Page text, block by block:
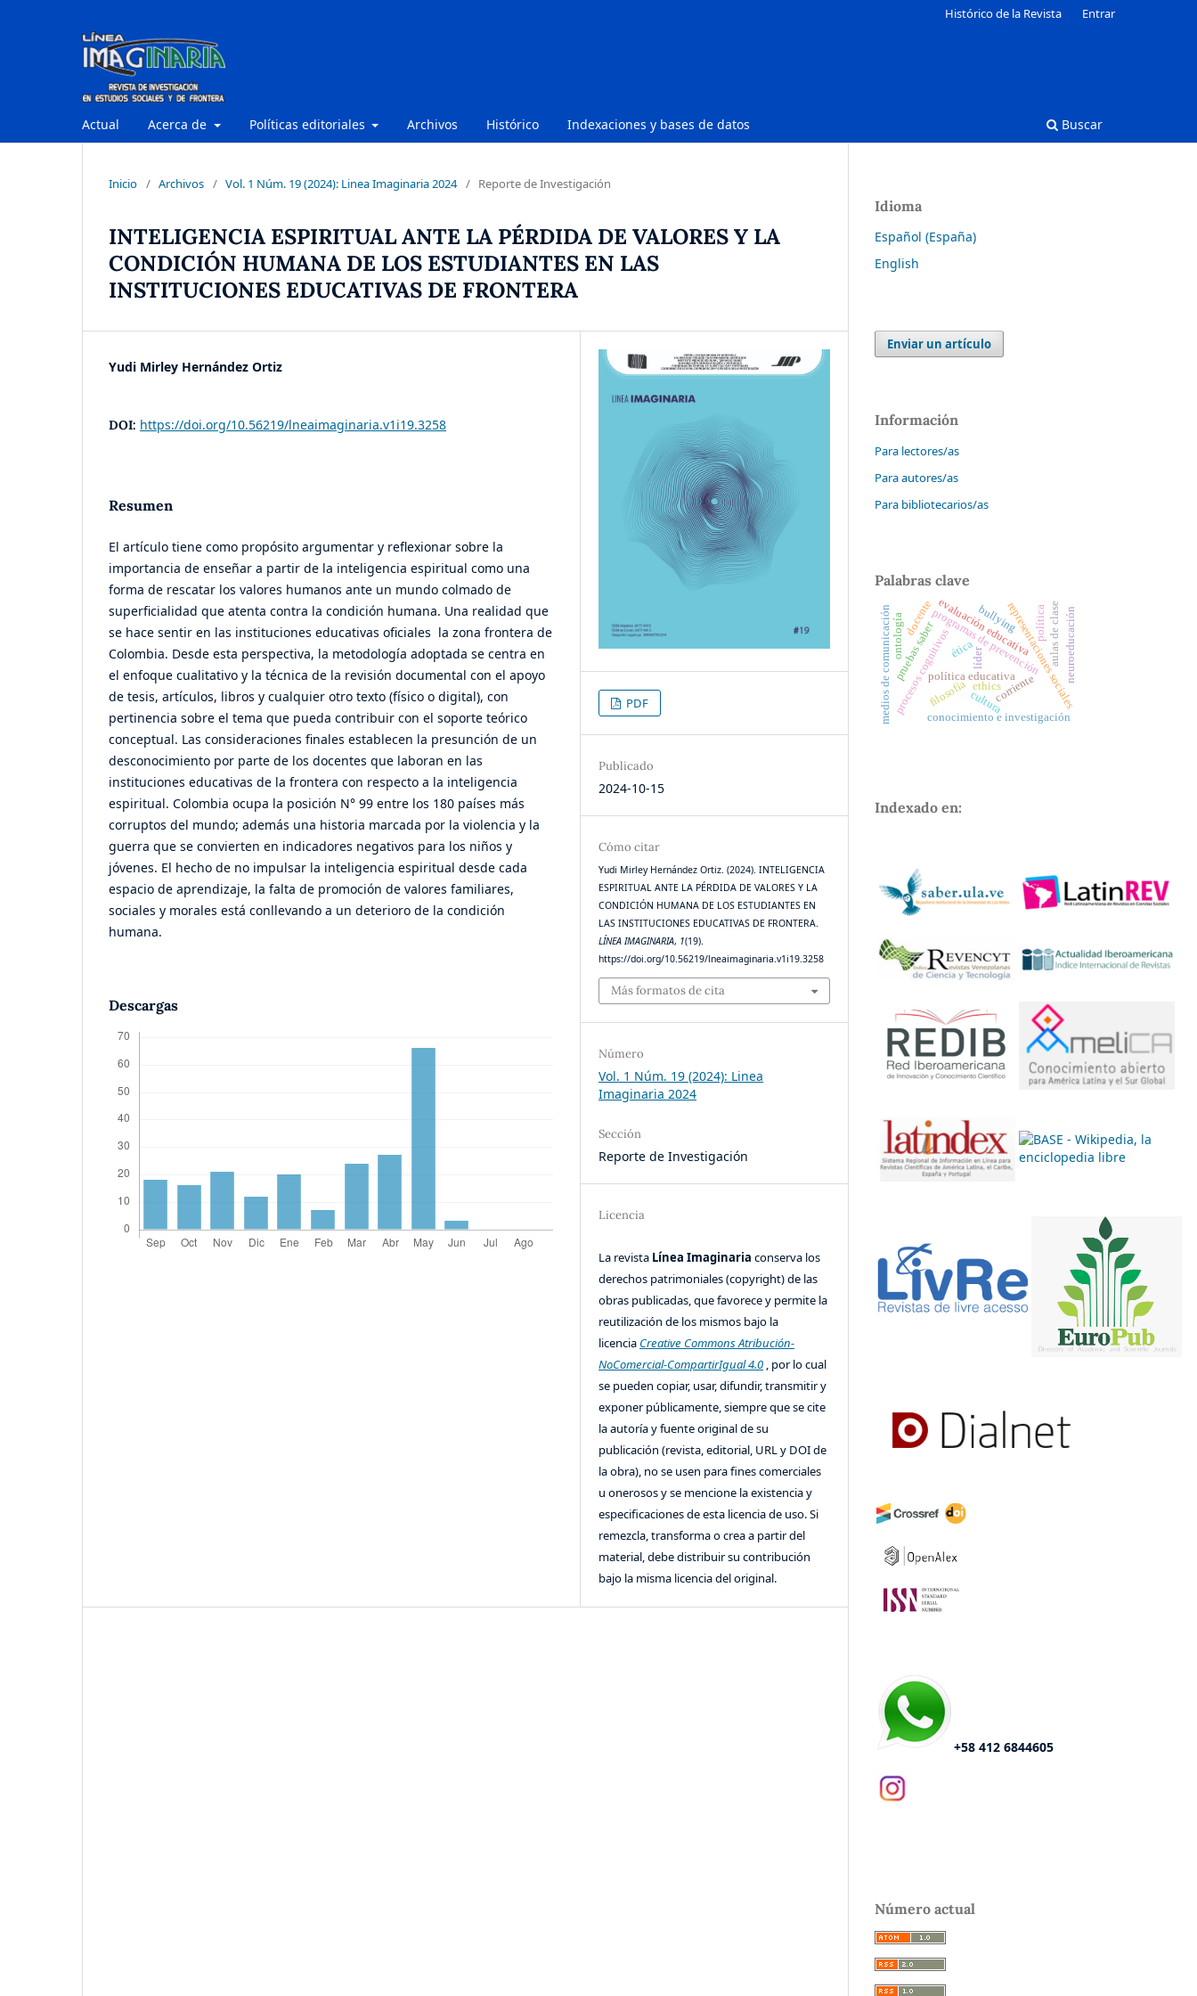
Actual Acerca de Políticas editoriales Archivos Histórico Indexaciones y bases de datos Buscar
Histórico de la Revista Entrar
Inicio / Archivos / Vol. 1 Núm. 19 (2024): Linea Imaginaria 2024 / Reporte de Investigación
INTELIGENCIA ESPIRITUAL ANTE LA PÉRDIDA DE VALORES Y LA
CONDICIÓN HUMANA DE LOS ESTUDIANTES EN LAS
INSTITUCIONES EDUCATIVAS DE FRONTERA
Yudi Mirley Hernández Ortiz
DOI: https://doi.org/10.56219/lneaimaginaria.v1i19.3258
Resumen
El artículo tiene como propósito argumentar y reflexionar sobre la
importancia de enseñar a partir de la inteligencia espiritual como una
forma de rescatar los valores humanos ante un mundo colmado de
superficialidad que atenta contra la condición humana. Una realidad que
se hace sentir en las instituciones educativas oficiales la zona frontera de
Colombia. Desde esta perspectiva, la metodología adoptada se centra en
el enfoque cualitativo y la técnica de la revisión documental con el apoyo
de tesis, artículos, libros y cualquier otro texto (físico o digital), con
pertinencia sobre el tema que pueda contribuir con el soporte teórico
conceptual. Las consideraciones finales establecen la presunción de un
desconocimiento por parte de los docentes que laboran en las
instituciones educativas de la frontera con respecto a la inteligencia
espiritual. Colombia ocupa la posición N° 99 entre los 180 países más
corruptos del mundo; además una historia marcada por la violencia y la
guerra que se convierten en indicadores negativos para los niños y
jóvenes. El hecho de no impulsar la inteligencia espiritual desde cada
espacio de aprendizaje, la falta de promoción de valores familiares,
sociales y morales está conllevando a un deterioro de la condición
humana.
Descargas
PDF
Publicado
2024-10-15
Cómo citar
Yudi Mirley Hernández Ortiz. (2024). INTELIGENCIA
ESPIRITUAL ANTE LA PÉRDIDA DE VALORES Y LA
CONDICIÓN HUMANA DE LOS ESTUDIANTES EN
LAS INSTITUCIONES EDUCATIVAS DE FRONTERA.
LÍNEA IMAGINARIA, 1(19).
https://doi.org/10.56219/lneaimaginaria.v1i19.3258
Más formatos de cita
Número
Vol. 1 Núm. 19 (2024): Linea
Imaginaria 2024
Sección
Reporte de Investigación
Licencia
La revista Línea Imaginariaconserva los
derechos patrimoniales (copyright) de las
obras publicadas, que favorece y permite la
reutilización de los mismos bajo la
licencia Creative Commons Atribución-
NoComercial-CompartirIgual 4.0 , por lo cual
se pueden copiar, usar, difundir, transmitir y
exponer públicamente, siempre que se cite
la autoría y fuente original de su
publicación (revista, editorial, URL y DOI de
la obra), no se usen para fines comerciales
u onerosos y se mencione la existencia y
especificaciones de esta licencia de uso. Si
remezcla, transforma o crea a partir del
material, debe distribuir su contribución
bajo la misma licencia del original.
Idioma
Español (España)
English
Enviar un artículo
Información
Para lectores/as
Para autores/as
Para bibliotecarios/as
Palabras clave
representaciones sociales
líder
política educativa
programas de prevención
procesos cognitivosevaluación educativa
medios de comunicación política
ética
ethicscorriente
filosofía
conocimiento e investigación
neuroeducación
pruebas saber
ontología bullying aulas de clase
docente
cultura
Indexado en:
+58 412 6844605
Número actual